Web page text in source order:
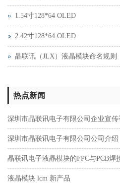
1.54寸128*64 OLED
2.42寸128*64 OLED
晶联讯（JLX）液晶模块命名规则
热点新闻
深圳市晶联讯电子有限公司企业宣
深圳市晶联讯电子有限公司公司介绍
晶联讯电子液晶模块的FPC与PCB焊
液晶模块 lcm 新产品